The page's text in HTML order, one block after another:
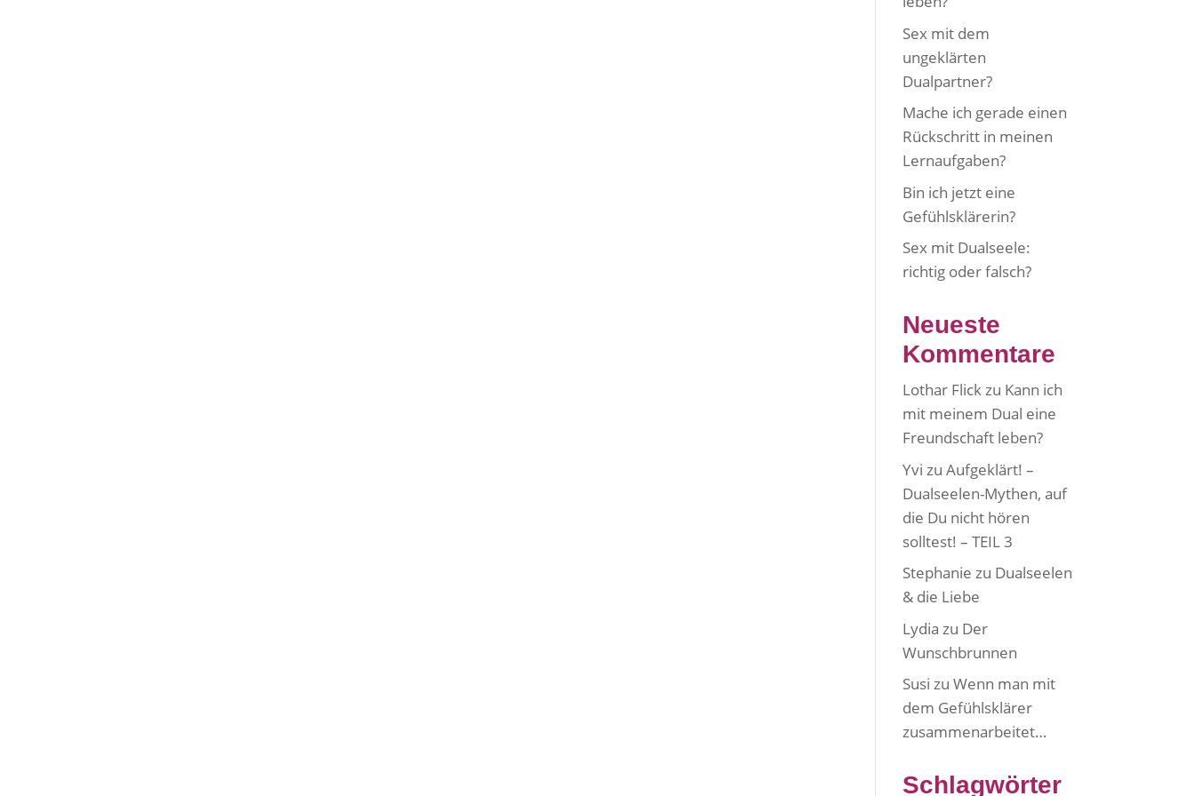
Sex mit dem
ungeklärten
Dualpartner?
Mache ich gerade einen
Rückschritt in meinen
Lernaufgaben?
Bin ich jetzt eine
Gefühlsklärerin?
Sex mit Dualseele:
richtig oder falsch?
Neueste
Kommentare
Lothar Flickzu Kann ich
mit meinem Dual eine
Freundschaft leben?
Yvi zuAufgeklärt! –
Dualseelen-Mythen, auf
die Du nicht hören
solltest! – TEIL 3
Stephanie zu Dualseelen
& die Liebe
Lydia zu Der
Wunschbrunnen
Susi zuWenn man mit
dem Gefühlsklärer
zusammenarbeitet…
Schlagwörter